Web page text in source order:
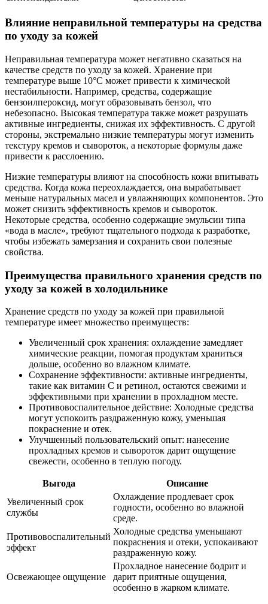
Влияние неправильной температуры на средства
по уходу за кожей
Неправильная температура может негативно сказаться на
качестве средств по уходу за кожей. Хранение при
температуре выше 10°C может привести к химической
нестабильности. Например, средства, содержащие
бензоилпероксид, могут образовывать бензол, что
небезопасно. Высокая температура также может разрушать
активные ингредиенты, снижая их эффективность. С другой
стороны, экстремально низкие температуры могут изменить
текстуру кремов и сывороток, а некоторые формулы даже
привести к расслоению.
Низкие температуры влияют на способность кожи впитывать
средства. Когда кожа переохлаждается, она вырабатывает
меньше натуральных масел и увлажняющих компонентов. Это
может снизить эффективность кремов и сывороток.
Некоторые средства, особенно содержащие эмульсии типа
«вода в масле», требуют тщательного подхода к разработке,
чтобы избежать замерзания и сохранить свои полезные
свойства.
Преимущества правильного хранения средств по
уходу за кожей в холодильнике
Хранение средств по уходу за кожей при правильной
температуре имеет множество преимуществ:
Увеличенный срок хранения: охлаждение замедляет
химические реакции, помогая продуктам храниться
дольше, особенно во влажном климате.
Сохранение эффективности: активные ингредиенты,
такие как витамин С и ретинол, остаются свежими и
эффективными при хранении в прохладном месте.
Противовоспалительное действие: Холодные средства
могут успокоить раздраженную кожу, уменьшая
покраснение и отек.
Улучшенный пользовательский опыт: нанесение
прохладных кремов и сывороток дарит ощущение
свежести, особенно в теплую погоду.
Выгода
Описание
Увеличенный срок
службы
Охлаждение продлевает срок
годности, особенно во влажной
среде.
Противовоспалительный
эффект
Холодные средства уменьшают
покраснения и отеки, успокаивают
раздраженную кожу.
Освежающее ощущение
Прохладное нанесение бодрит и
дарит приятные ощущения,
особенно в жарком климате.